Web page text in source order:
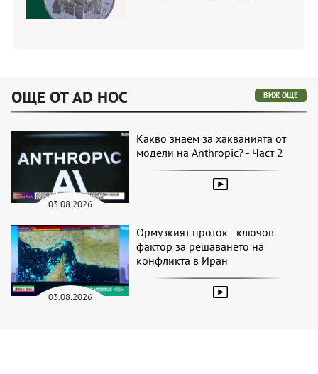
ОЩЕ ОТ AD HOC ВИЖ ОЩЕ
03.08.2026
Какво знаем за хакванията от
модели на Anthropic? - Част 2
03.08.2026
Ормузкият проток - ключов
фактор за решаването на
конфликта в Иран